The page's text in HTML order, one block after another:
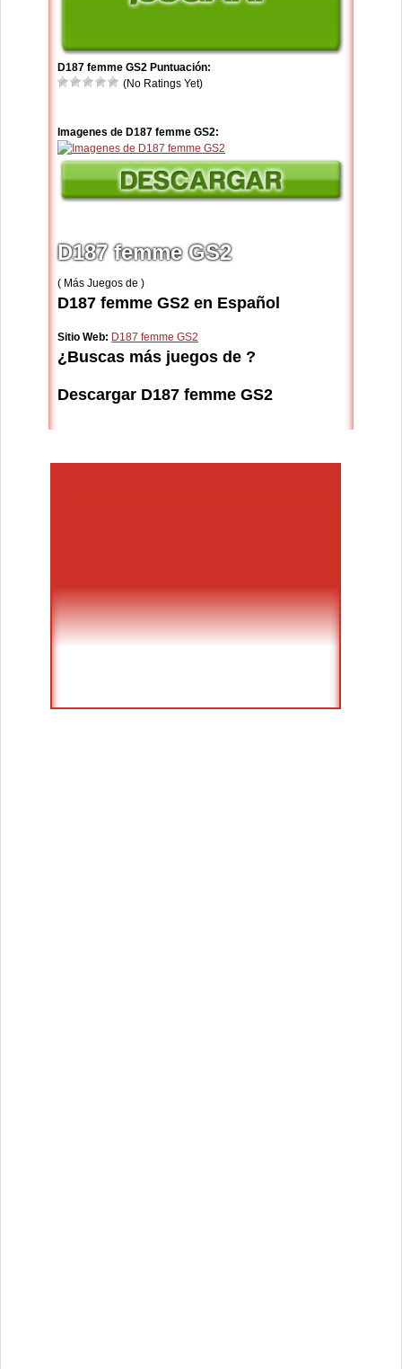
D187 femme GS2 Puntuación:
(No Ratings Yet)
Imagenes de D187 femme GS2:
D187 femme GS2
( Más Juegos de )
D187 femme GS2 en Español
Sitio Web: D187 femme GS2
¿Buscas más juegos de ?
Descargar D187 femme GS2